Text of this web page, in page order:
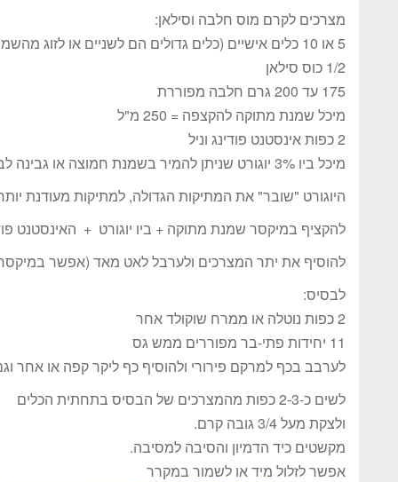
מצרכים לקרם מוס חלבה וסילאן:
5 או 10 כלים אישיים (כלים גדולים הם לשניים או לזוג מהשמיים)כלים קטנים ליחיד/ה
1/2 כוס סילאן
175 עד 200 גרם חלבה מפוררת
מיכל שמנת מתוקה להקצפה = 250 מ"ל
2 כפות אינסטנט פודינג וניל
מיכל ביו 3% יוגורט שניתן להמיר בשמנת חמוצה או גבינה לבנה רכה = 200 מ"ל.
היוגורט "שובר" את המתיקות הגדולה, למתיקות מעודנת
להקציף במיקסר שמנת מתוקה + ביו יוגורט + האינסטנט
להוסיף את יתר המצרכים ולערבל לאט מאד (אפשר
לבסיס:
2 כפות נוטלה או ממרח שוקולד אחר
11 יחידות פתי-בר מפוררים ממש גס
לערבב בכף למרקם פירורי ולהוסיף כף ליקר קפה או אחר
לשים כ-2-3 כפות מהמצרכים של הבסיס בתחתית הכלים
ולצקת מעל 3/4 גובה קרם.
מקשטים כיד הדמיון והסיבה למסיבה.
אפשר לזלול מיד או לשמור במקרר